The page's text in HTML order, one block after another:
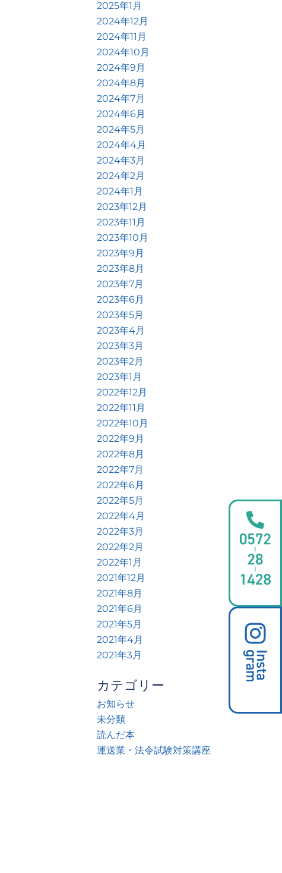
2025年1月
2024年12月
2024年11月
2024年10月
2024年9月
2024年8月
2024年7月
2024年6月
2024年5月
2024年4月
2024年3月
2024年2月
2024年1月
2023年12月
2023年11月
2023年10月
2023年9月
2023年8月
2023年7月
2023年6月
2023年5月
2023年4月
2023年3月
2023年2月
2023年1月
2022年12月
2022年11月
2022年10月
2022年9月
2022年8月
2022年7月
2022年6月
2022年5月
2022年4月
2022年3月
2022年2月
2022年1月
2021年12月
2021年8月
2021年6月
2021年5月
2021年4月
2021年3月
カテゴリー
お知らせ
未分類
読んだ本
運送業・法令試験対策講座